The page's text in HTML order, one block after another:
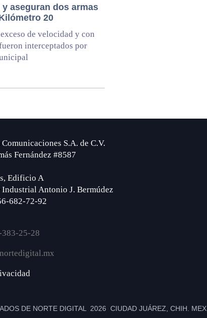
aseguran dos armas
20
de velocidad y con
interceptados por
S.A. de C.V.
Fernández #8587
Edificio A
Industrial Antonio J. Bermúdez
682-72-92
25-28
DE NORTE DIGITAL 2026 CIUDAD JUÁREZ, CHIH. MEX.